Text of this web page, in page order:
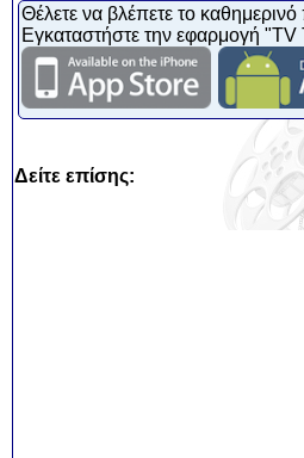
Θέλετε να βλέπετε το
Εγκαταστήστε την εφαρμογή
Δείτε επίσης: